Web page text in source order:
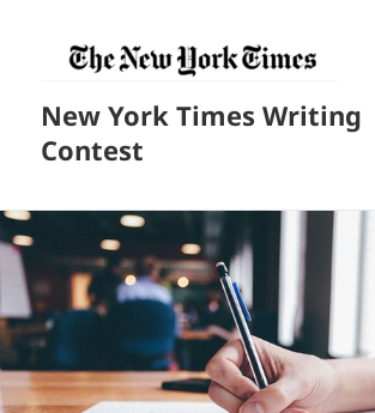
New York Times Writing
Contest